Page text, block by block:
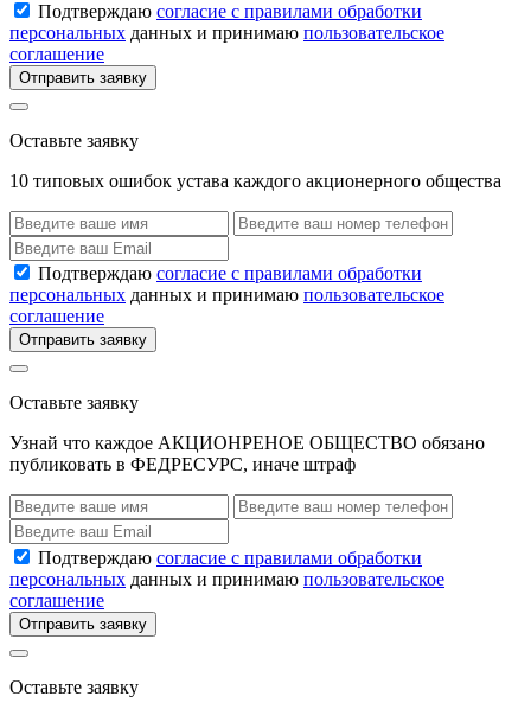
Подтверждаю согласие с правилами обработки
персональных данных и принимаю пользовательское
соглашение
Отправить заявку
Оставьте заявку
10 типовых ошибок устава каждого акционерного общества
Подтверждаю согласие с правилами обработки
персональных данных и принимаю пользовательское
соглашение
Отправить заявку
Оставьте заявку
Узнай что каждое АКЦИОНРЕНОЕ ОБЩЕСТВО обязано
публиковать в ФЕДРЕСУРС, иначе штраф
Подтверждаю согласие с правилами обработки
персональных данных и принимаю пользовательское
соглашение
Отправить заявку
Оставьте заявку